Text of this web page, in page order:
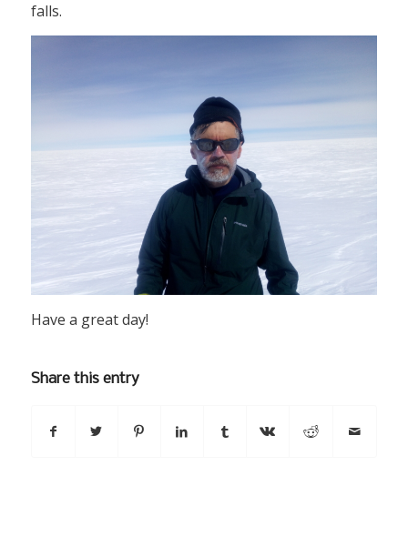
falls.
Have a great day!
Share this entry